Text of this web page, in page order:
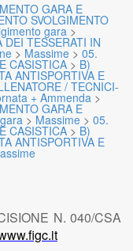
GARA E
SVOLGIMENTO
gara >
DEI TESSERATI IN
> Massime > 05.
CASISTICA > B)
ANTISPORTIVA E
/ TECNICI-
+ Ammenda >
GARA E
> Massime > 05.
CASISTICA > B)
ANTISPORTIVA E
N. 040/CSA